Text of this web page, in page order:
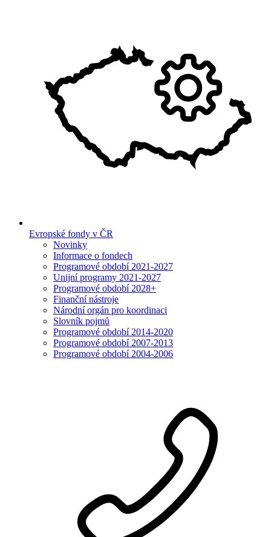
Evropské fondy v ČR
Novinky
Informace o fondech
Programové období 2021-2027
Unijní programy 2021-2027
Programové období 2028+
Finanční nástroje
Národní orgán pro koordinaci
Slovník pojmů
Programové období 2014-2020
Programové období 2007-2013
Programové období 2004-2006